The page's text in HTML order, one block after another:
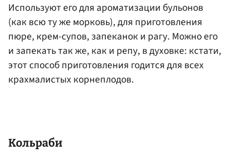
Используют его для ароматизации бульонов
(как всю ту же морковь), для приготовления
пюре, крем-супов, запеканок и рагу. Можно его
и запекать так же, как и репу, в духовке: кстати,
этот способ приготовления годится для всех
крахмалистых корнеплодов.
Кольраби